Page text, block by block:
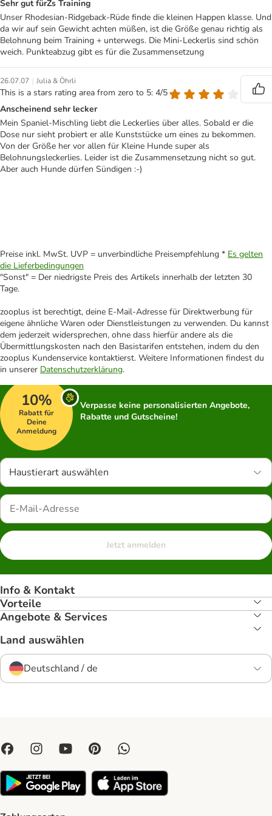
Sehr gut fürŽs Training
Unser Rhodesian-Ridgeback-Rüde finde die kleinen Happen klasse. Und
da wir auf sein Gewicht achten müßen, ist die Größe genau richtig als
Belohnung beim Training + unterwegs. Die Mini-Leckerlis sind schön
weich. Punkteabzug gibt es für die Zusammensetzung
26.07.07 | Julia & Öhrli
This is a stars rating area from zero to 5: 4/5
Anscheinend sehr lecker
Mein Spaniel-Mischling liebt die Leckerlies über alles. Sobald er die
Dose nur sieht probiert er alle Kunststücke um eines zu bekommen.
Von der Größe her vor allen für Kleine Hunde super als
Belohnungsleckerlies. Leider ist die Zusammensetzung nicht so gut.
Aber auch Hunde dürfen Sündigen :-)
Preise inkl. MwSt. UVP = unverbindliche Preisempfehlung * Es gelten
die Lieferbedingungen
"Sonst" = Der niedrigste Preis des Artikels innerhalb der letzten 30
Tage.
zooplus ist berechtigt, deine E-Mail-Adresse für Direktwerbung für
eigene ähnliche Waren oder Dienstleistungen zu verwenden. Du kannst
dem jederzeit widersprechen, ohne dass hierfür andere als die
Übermittlungskosten nach den Basistarifen entstehen, indem du den
zooplus Kundenservice kontaktierst. Weitere Informationen findest du
in unserer Datenschutzerklärung.
10%
Rabatt für
Deine
Anmeldung
Verpasse keine personalisierten Angebote,
Rabatte und Gutscheine!
Haustierart auswählen
Jetzt anmelden
Info & Kontakt
Vorteile
Angebote & Services
Land auswählen
Deutschland / de